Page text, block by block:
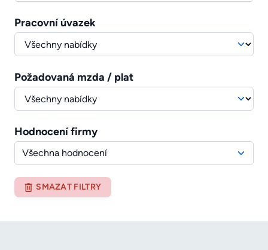
Pracovní úvazek
Požadovaná mzda / plat
Hodnocení firmy
Všechna hodnocení
SMAZAT FILTRY